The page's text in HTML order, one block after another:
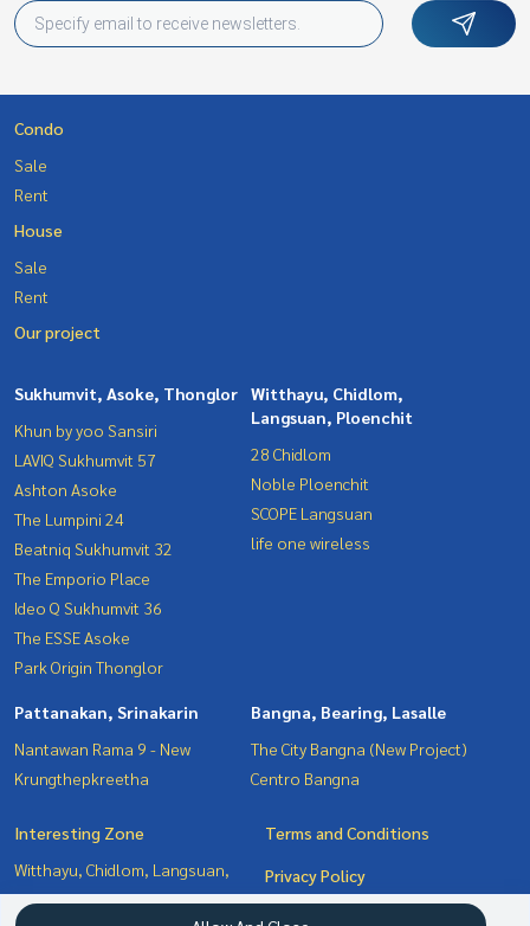
Condo
Sale
Rent
House
Sale
Rent
Our project
Sukhumvit, Asoke, Thonglor
Khun by yoo Sansiri
LAVIQ Sukhumvit 57
Ashton Asoke
The Lumpini 24
Beatniq Sukhumvit 32
The Emporio Place
Ideo Q Sukhumvit 36
The ESSE Asoke
Park Origin Thonglor
Witthayu, Chidlom,
Langsuan, Ploenchit
28 Chidlom
Noble Ploenchit
SCOPE Langsuan
life one wireless
Pattanakan, Srinakarin
Nantawan Rama 9 - New
Krungthepkreetha
Bangna, Bearing, Lasalle
The City Bangna (New Project)
Centro Bangna
Interesting Zone
Witthayu, Chidlom, Langsuan,
Ploenchit
Terms and Conditions
Privacy Policy
About us